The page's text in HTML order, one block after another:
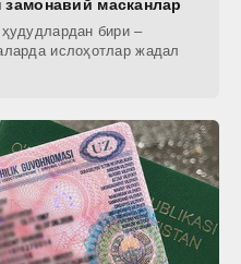
масканлар
бири –
ислоҳотлар жадал